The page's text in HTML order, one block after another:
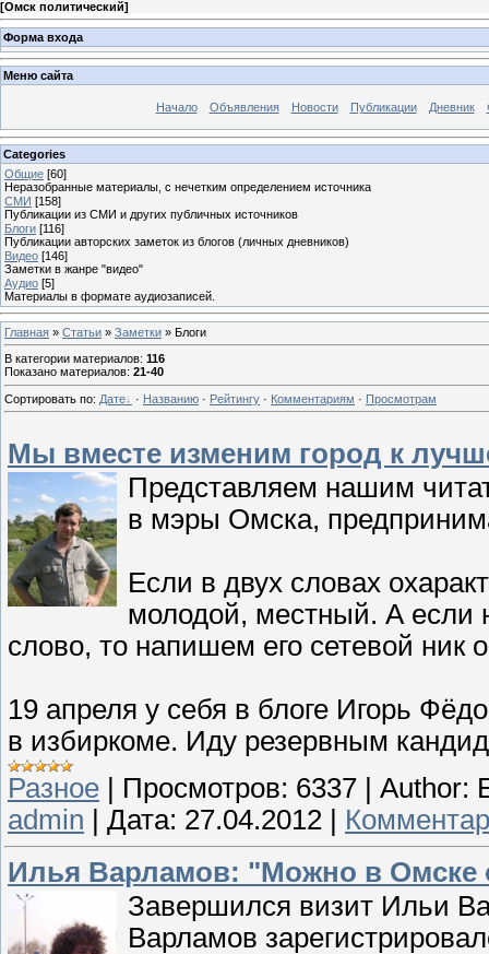
[Омск политический]
Форма входа
Меню сайта
Начало Объявления Новости Публикации Дневник
Categories
Общие [60]
Неразобранные материалы, с нечетким определением источника
СМИ [158]
Публикации из СМИ и других публичных источников
Блоги [116]
Публикации авторских заметок из блогов (личных дневников)
Видео [146]
Заметки в жанре "видео"
Аудио [5]
Материалы в формате аудиозаписей.
Главная » Статьи » Заметки » Блоги
В категории материалов: 116
Показано материалов: 21-40
Сортировать по: Дате · Названию · Рейтингу · Комментариям · Просмотрам
Мы вместе изменим город к
Представляем нашим
в мэры Омска,
Если в двух словах
молодой, местный. А если
слово, то напишем его сетевой ник
19 апреля у себя в блоге Игорь
в избиркоме. Иду резервным
Разное
Просмотров: 6337 Author:
admin
Дата: 27.04.2012
Илья Варламов: "Можно в Омске
Завершился визит Ильи
Варламов